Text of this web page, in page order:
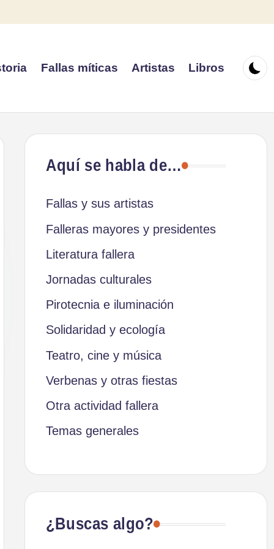
Fallas míticas Artistas Libros
Aquí se habla de…
Fallas y sus artistas
Falleras mayores y presidentes
Literatura fallera
Jornadas culturales
Pirotecnia e iluminación
Solidaridad y ecología
Teatro, cine y música
Verbenas y otras fiestas
Otra actividad fallera
Temas generales
¿Buscas algo?